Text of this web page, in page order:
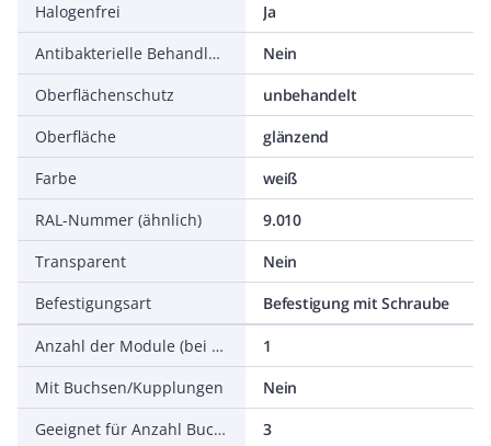
Halogenfrei
Ja
Antibakterielle Behandlung
Nein
Oberflächenschutz
unbehandelt
Oberfläche
glänzend
Farbe
weiß
RAL-Nummer (ähnlich)
9.010
Transparent
Nein
Befestigungsart
Befestigung mit Schraube
Anzahl der Module (bei Modulbauweise)
1
Mit Buchsen/Kupplungen
Nein
Geeignet für Anzahl Buchsen/Kupplungen
3